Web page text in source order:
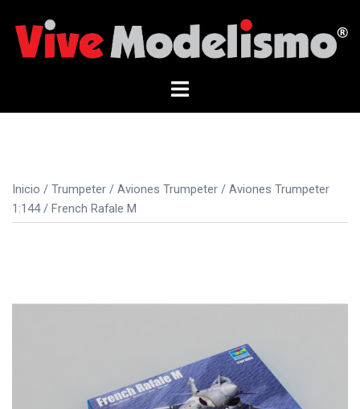
contenido
Alternar
Inicio / Trumpeter / Aviones Trumpeter / Aviones Trumpeter
1:144/ French Rafale M